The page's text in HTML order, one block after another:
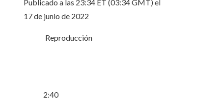
Publicado a las 23:34 ET (03:34 GMT) el
17 de junio de 2022
Reproducción
2:40